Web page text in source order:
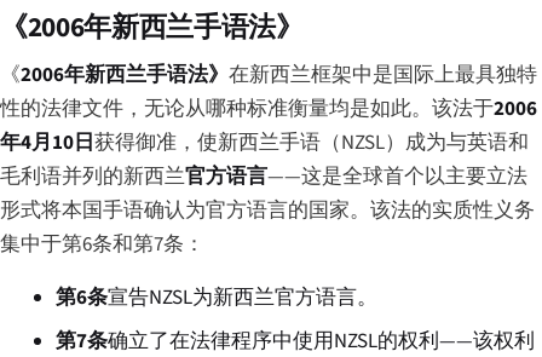
《2006年新西兰手语法》
《2006年新西兰手语法》 在新西兰框架中是国际上最具独特
性的法律文件，无论从哪种标准衡量均是如此。该法于2006
年4月10日获得御准，使新西兰手语（NZSL）成为与英语和
毛利语并列的新西兰官方语言——这是全球首个以主要立法
形式将本国手语确认为官方语言的国家。该法的实质性义务
集中于第6条和第7条：
第6条宣告NZSL为新西兰官方语言。
第7条确立了在法律程序中使用NZSL的权利——该权利